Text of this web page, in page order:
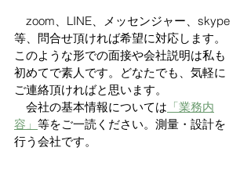
zoom、LINE、メッセンジャー、skype
等、問合せ頂ければ希望に対応します。
このような形での面接や会社説明は私も
初めてで素人です。どなたでも、気軽に
ご連絡頂ければと思います。
会社の基本情報については 「業務内
容」 等をご一読ください。測量・設計を
行う会社です。